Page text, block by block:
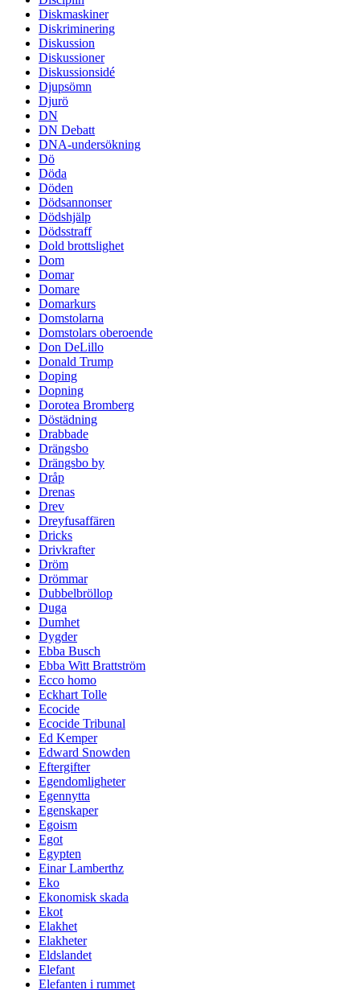
Diskmaskiner
Diskriminering
Diskussion
Diskussioner
Diskussionsidé
Djupsömn
Djurö
DN
DN Debatt
DNA-undersökning
Dö
Döda
Döden
Dödsannonser
Dödshjälp
Dödsstraff
Dold brottslighet
Dom
Domar
Domare
Domarkurs
Domstolarna
Domstolars oberoende
Don DeLillo
Donald Trump
Doping
Dopning
Dorotea Bromberg
Döstädning
Drabbade
Drängsbo
Drängsbo by
Dråp
Drenas
Drev
Dreyfusaffären
Dricks
Drivkrafter
Dröm
Drömmar
Dubbelbröllop
Duga
Dumhet
Dygder
Ebba Busch
Ebba Witt Brattström
Ecco homo
Eckhart Tolle
Ecocide
Ecocide Tribunal
Ed Kemper
Edward Snowden
Eftergifter
Egendomligheter
Egennytta
Egenskaper
Egoism
Egot
Egypten
Einar Lamberthz
Eko
Ekonomisk skada
Ekot
Elakhet
Elakheter
Eldslandet
Elefant
Elefanten i rummet